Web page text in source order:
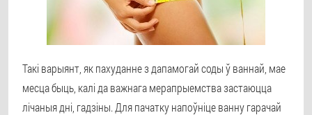
Такі варыянт, як пахуданне з дапамогай соды ў ваннай, мае
месца быць, калі да важнага мерапрыемства застаюцца
лічаныя дні, гадзіны. Для пачатку напоўніце ванну гарачай